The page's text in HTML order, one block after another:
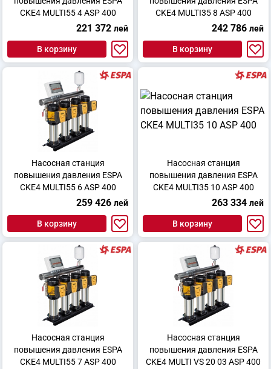
CKE4 MULTI55 4 ASP 400
221 372 лей
В корзину
CKE4 MULTI35 8 ASP 400
242 786 лей
В корзину
Насосная станция
повышения давления ESPA
CKE4 MULTI55 6 ASP 400
259 426 лей
В корзину
Насосная станция
повышения давления ESPA
CKE4 MULTI35 10 ASP 400
263 334 лей
В корзину
Насосная станция
повышения давления ESPA
CKE4 MULTI55 7 ASP 400
Насосная станция
повышения давления ESPA
CKE4 MULTI VS 20 03 ASP 400